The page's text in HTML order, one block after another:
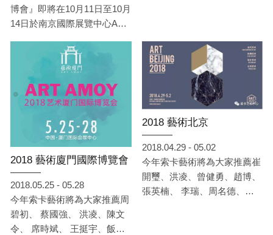
博會』即將在10月11日至10月
14日於南京國際展覽中心A廳
此次索卡藝術( A24 A25 )將以
梳理美術史的觀點，回顧展出
南京油畫史近百年風貌，我們
將展出呂斯百，黃顯之，陳之
佛，秦宣夫，俞成輝，楊雲龍
等藝術家，為大家呈現南京過
去百年的西畫藝術風貌。另外
我們也將帶來索卡多年的經營
健勇，盛梅冰，譚軍等，總共
22位藝術家，作為此次索卡亮
相南京的重要呈現。
勇、譚軍、席時斌、張英楠、
王挺宇、李瑞、伍禮、趙博、
陶發、周名德、楊鴻等14位藝
術家的超精彩作品，其中涵蓋
了油畫、水墨及雕塑裝置，期
盼能帶給大家豐富多樣化的秋
日饗宴。
2018 藝術廈門國際博覽會
2018.05.25 - 05.28
今年索卡藝術將為大家推薦周
碧初、 蔡國強、 洪凌、陳文
令、 席時斌、 王挺宇、飯田
2018 藝術北京
2018.04.29 - 05.02
今年索卡藝術將為大家推薦崔
開璽、洪凌、曾健勇、趙博、
張英楠、 李瑞、周名德、張